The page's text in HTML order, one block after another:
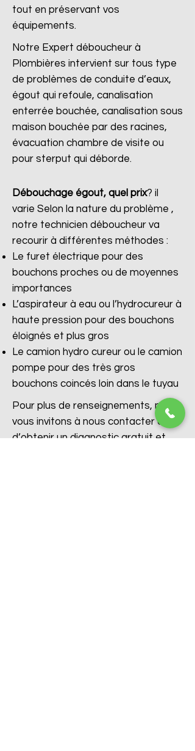
tout en préservant vos
équipements.
Notre Expert déboucheur à
Plombières intervient sur tous type
de problèmes de conduite d’eaux,
égout qui refoule, canalisation
enterrée bouchée, canalisation sous
maison bouchée par des racines,
évacuation chambre de visite ou
pour sterput qui déborde.
Débouchage égout, quel prix? il
varie Selon la nature du problème ,
notre technicien déboucheur va
recourir à différentes méthodes :
Le furet électrique pour des
bouchons proches ou de moyennes
importances
L’aspirateur à eau ou l’hydrocureur à
haute pression pour des bouchons
éloignés et plus gros
Le camion hydro cureur ou le camion
pompe pour des très gros
bouchons coincés loin dans le tuyau
Pour plus de renseignements, nous
vous invitons à nous contacter afin
d’obtenir un diagnostic gratuit et